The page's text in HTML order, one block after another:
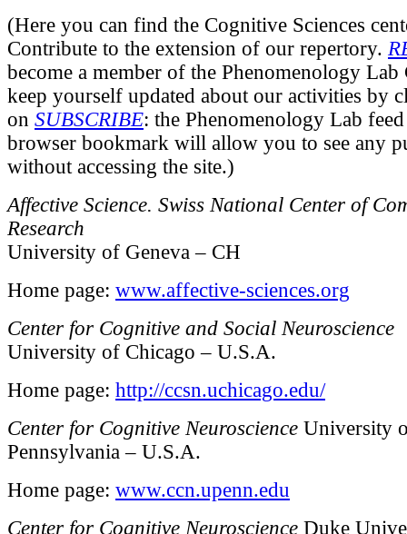
(Here you can find the Cognitive Sciences
Contribute to the extension of our repertory.
become a member of the Phenomenology
keep yourself updated about our activities by
on SUBSCRIBE: the Phenomenology Lab
browser bookmark will allow you to see any
without accessing the site.)
Affective Science. Swiss National Center of
Research
University of Geneva – CH
Home page: www.affective-sciences.org
Center for Cognitive and Social Neuroscience
University of Chicago – U.S.A.
Home page: http://ccsn.uchicago.edu/
Center for Cognitive Neuroscience University
Pennsylvania – U.S.A.
Home page: www.ccn.upenn.edu
Center for Cognitive Neuroscience Duke